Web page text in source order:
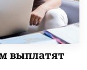
выплатят